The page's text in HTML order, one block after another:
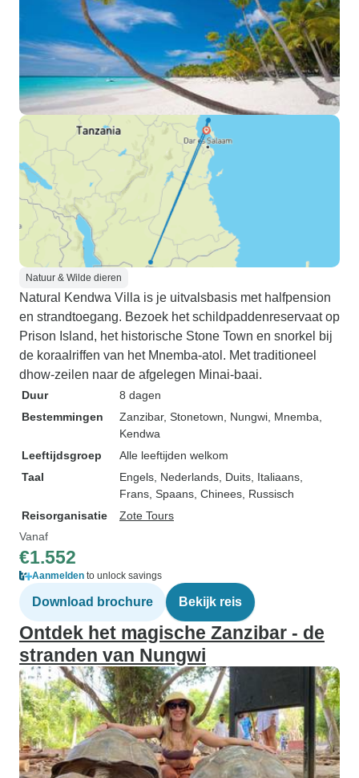
Natuur & Wilde dieren
Natural Kendwa Villa is je uitvalsbasis met halfpension
en strandtoegang. Bezoek het schildpaddenreservaat op
Prison Island, het historische Stone Town en snorkel bij
de koraalriffen van het Mnemba-atol. Met traditioneel
dhow-zeilen naar de afgelegen Minai-baai.
Duur
8 dagen
Bestemmingen
Zanzibar, Stonetown , Nungwi , Mnemba
Kendwa
Leeftijdsgroep
Alle leeftijden welkom
Taal
Engels, Nederlands, Duits, Italiaans,
Frans, Spaans, Chinees, Russisch
Reisorganisatie
Zote Tours
Vanaf
€1.552
Aanmelden to unlock savings
Download brochure Bekijk reis
Ontdek het magische Zanzibar - de
stranden van Nungwi